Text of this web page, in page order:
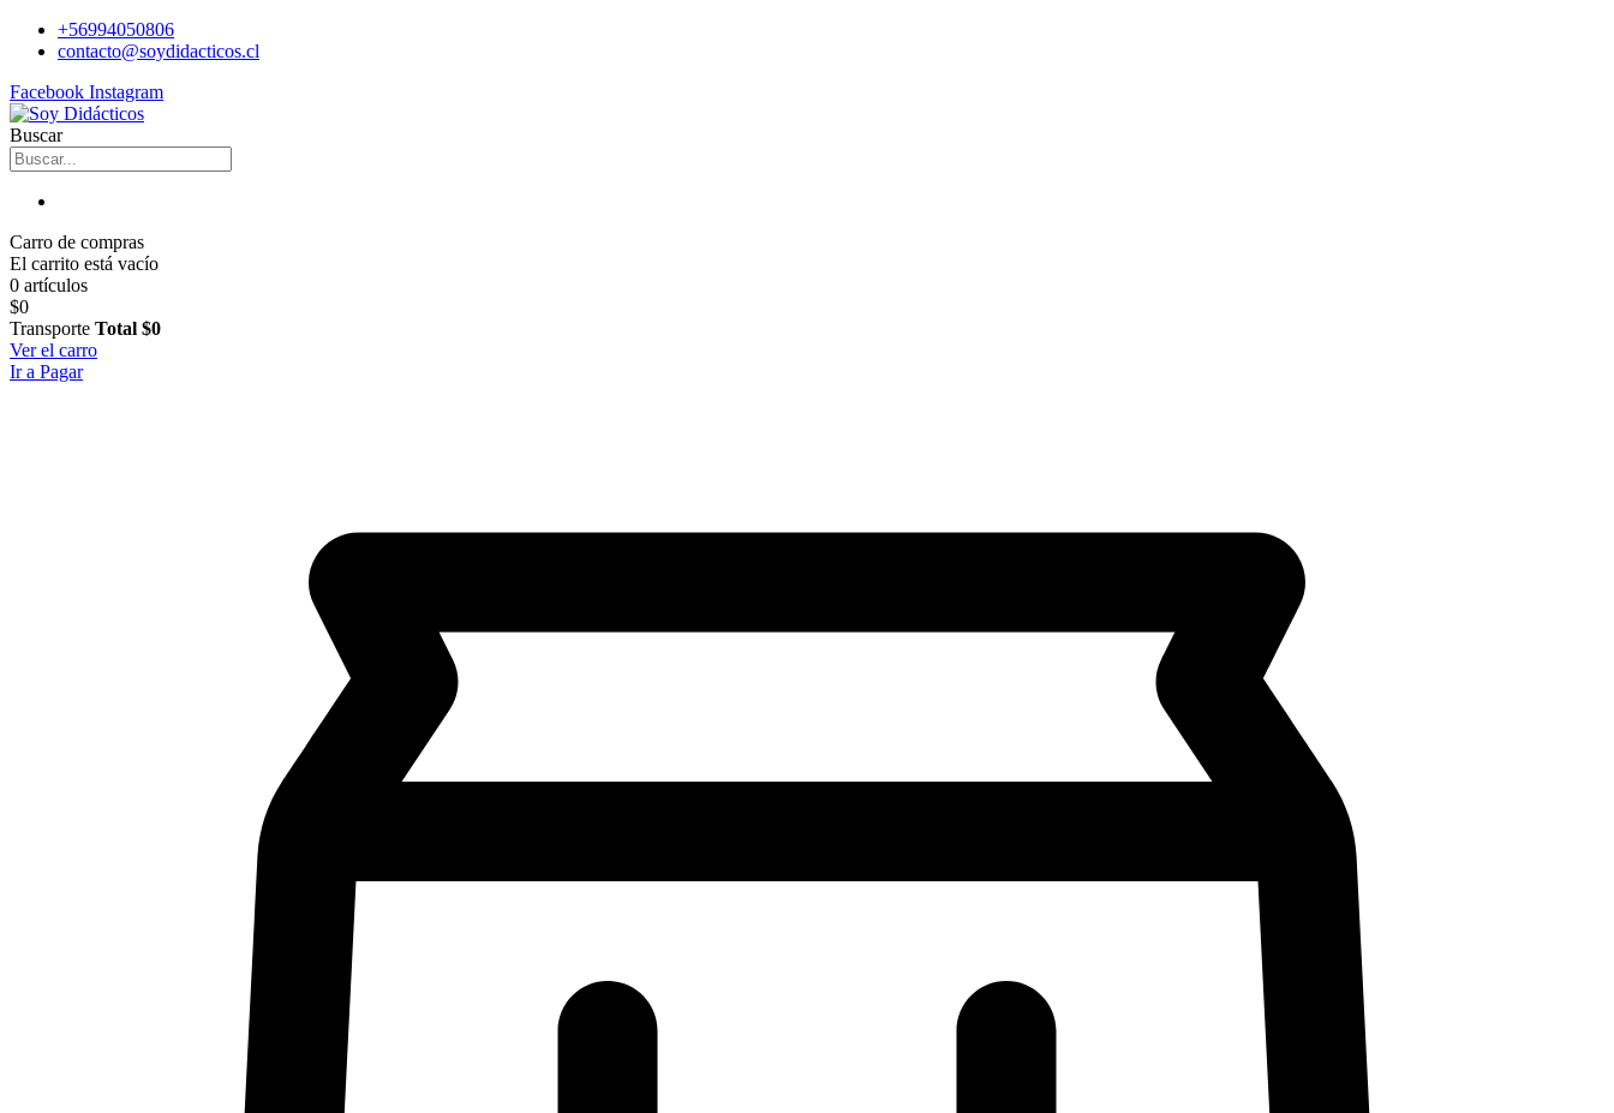
+56994050806
contacto@soydidacticos.cl
Facebook Instagram
Buscar
Carro de compras
El carrito está vacío
0 artículos
$0
Transporte Total $0
Ver el carro
Ir a Pagar